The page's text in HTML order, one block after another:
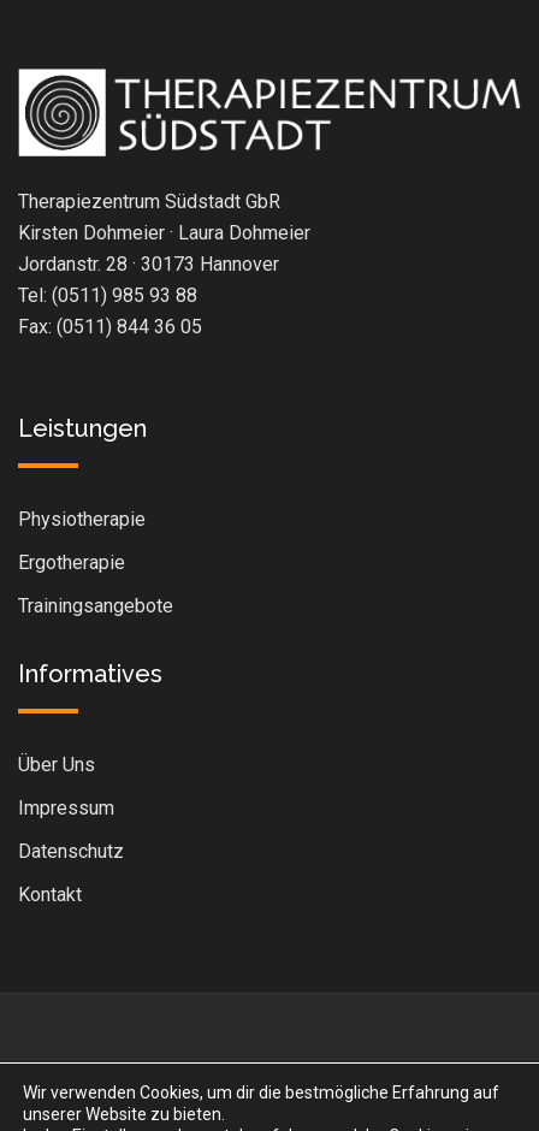
Therapiezentrum Südstadt GbR
Kirsten Dohmeier · Laura Dohmeier
Jordanstr. 28 · 30173 Hannover
Tel: (0511) 985 93 88
Fax: (0511) 844 36 05
Leistungen
Physiotherapie
Ergotherapie
Trainingsangebote
Informatives
Über Uns
Impressum
Datenschutz
Kontakt
Wir verwenden Cookies, um dir die bestmögliche Erfahrung auf
unserer Website zu bieten.